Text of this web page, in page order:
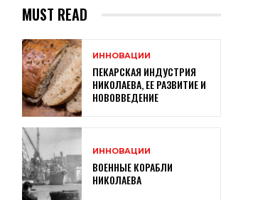
MUST READ
ИННОВАЦИИ
ПЕКАРСКАЯ ИНДУСТРИЯ
НИКОЛАЕВА, ЕЕ РАЗВИТИЕ И
НОВОВВЕДЕНИЕ
ИННОВАЦИИ
ВОЕННЫЕ КОРАБЛИ
НИКОЛАЕВА